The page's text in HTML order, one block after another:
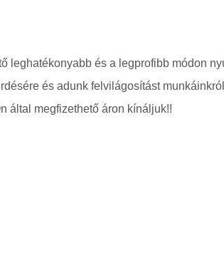
leghatékonyabb és a legprofibb módon
és adunk felvilágosítást
által megfizethető áron kínáljuk!!